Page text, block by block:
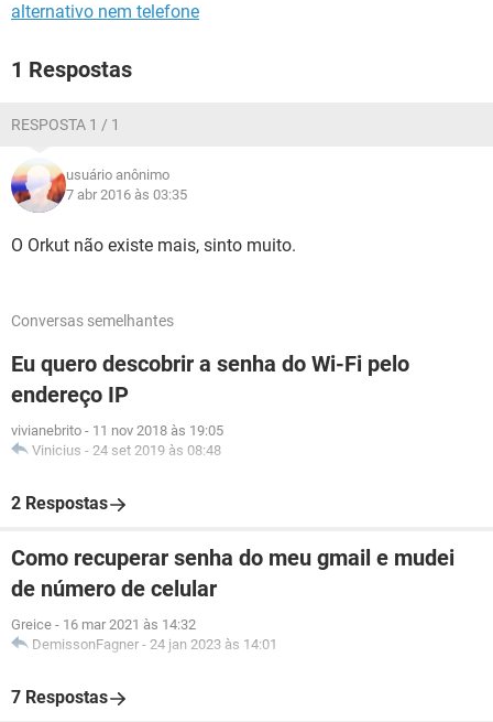
alternativo nem telefone
1 Respostas
RESPOSTA 1 / 1
usuário anônimo
7 abr 2016 às 03:35
O Orkut não existe mais, sinto muito.
Conversas semelhantes
Eu quero descobrir a senha do Wi-Fi pelo
endereço IP
vivianebrito - 11 nov 2018 às 19:05
Vinicius - 24 set 2019 às 08:48
2 Respostas
Como recuperar senha do meu gmail e mudei
de número de celular
Greice - 16 mar 2021 às 14:32
DemissonFagner - 24 jan 2023 às 14:01
7 Respostas